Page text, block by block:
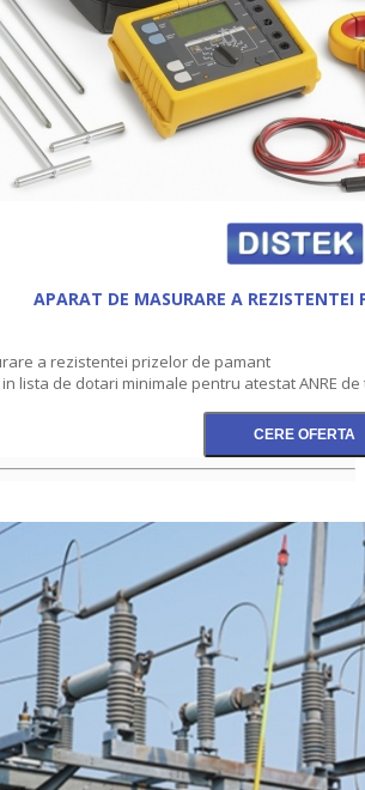
APARAT DE MASURARE A REZISTENTEI
a rezistentei prizelor de pamant
lista de dotari minimale pentru atestat ANRE de